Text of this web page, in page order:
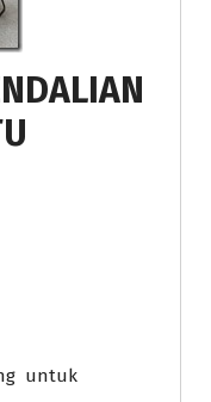
untuk